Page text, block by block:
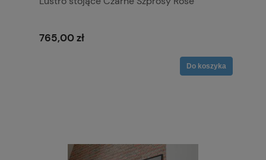
765,00 zł
Do koszyka